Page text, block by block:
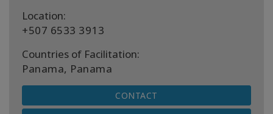
Location:
+507 6533 3913
Countries of Facilitation:
Panama, Panama
CONTACT